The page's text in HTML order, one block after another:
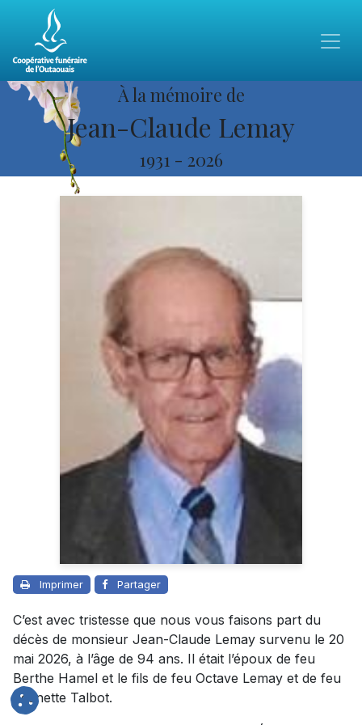
À la mémoire de
Jean-Claude Lemay
1931 - 2026
Imprimer Partager
C’est avec tristesse que nous vous faisons part du
décès de monsieur Jean-Claude Lemay survenu le 20
mai 2026, à l’âge de 94 ans. Il était l’époux de feu
Berthe Hamel et le fils de feu Octave Lemay et de feu
Jeanette Talbot.